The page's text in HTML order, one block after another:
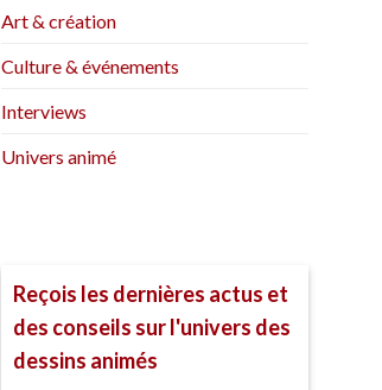
Art & création
Culture & événements
Interviews
Univers animé
Reçois les dernières actus et
des conseils sur l'univers des
dessins animés